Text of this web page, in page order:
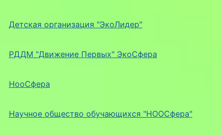
Детская организация "ЭкоЛидер"
РДДМ "Движение Первых" ЭкоСфера
НооСфера
Научное общество обучающихся "НООСфера"